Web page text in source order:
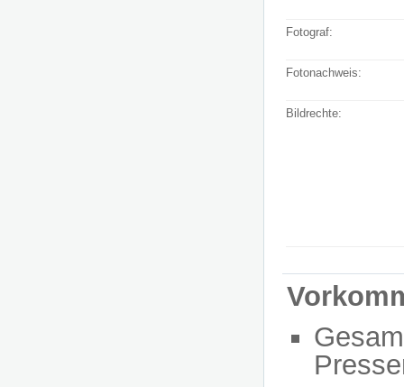
Fotograf:
Fotonachweis:
Bildrechte: